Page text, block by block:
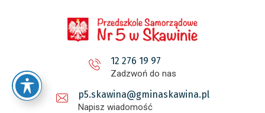
12 276 19 97
Zadzwoń do nas
p5.skawina@gminaskawina.pl
Napisz wiadomość